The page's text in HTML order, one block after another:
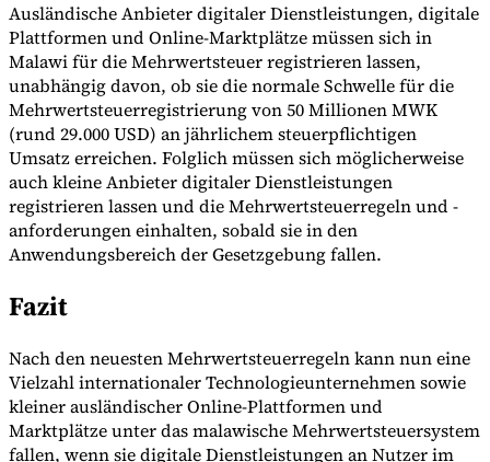
Ausländische Anbieter digitaler Dienstleistungen, digitale
Plattformen und Online-Marktplätze müssen sich in
Malawi für die Mehrwertsteuer registrieren lassen,
unabhängig davon, ob sie die normale Schwelle für die
Mehrwertsteuerregistrierung von 50 Millionen MWK
(rund 29.000 USD) an jährlichem steuerpflichtigen
Umsatz erreichen. Folglich müssen sich möglicherweise
auch kleine Anbieter digitaler Dienstleistungen
registrieren lassen und die Mehrwertsteuerregeln und -
anforderungen einhalten, sobald sie in den
Anwendungsbereich der Gesetzgebung fallen.
Fazit
Nach den neuesten Mehrwertsteuerregeln kann nun eine
Vielzahl internationaler Technologieunternehmen sowie
kleiner ausländischer Online-Plattformen und
Marktplätze unter das malawische Mehrwertsteuersystem
fallen, wenn sie digitale Dienstleistungen an Nutzer im